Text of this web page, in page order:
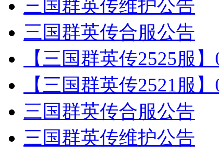
三国群英传维护公告
三国群英传合服公告
【三国群英传2525服
【三国群英传2521服
三国群英传合服公告
三国群英传维护公告